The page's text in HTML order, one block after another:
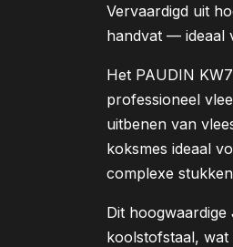
Vervaardigd uit
handvat — ideaal
Het PAUDIN
professioneel
uitbenen van
koksmes ideaal
complexe
Dit
koolstofstaal,